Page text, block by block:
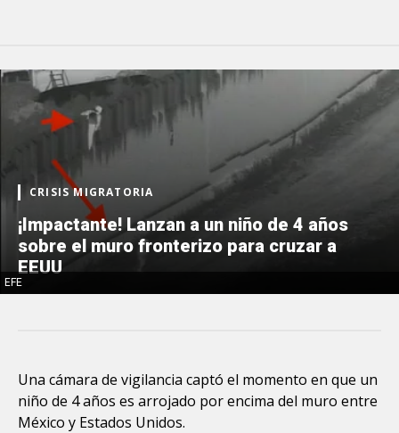
EFE
CRISIS MIGRATORIA
¡Impactante! Lanzan a un niño de 4 años
sobre el muro fronterizo para cruzar a
EEUU
Una cámara de vigilancia captó el momento en que un
niño de 4 años es arrojado por encima del muro entre
México y Estados Unidos.